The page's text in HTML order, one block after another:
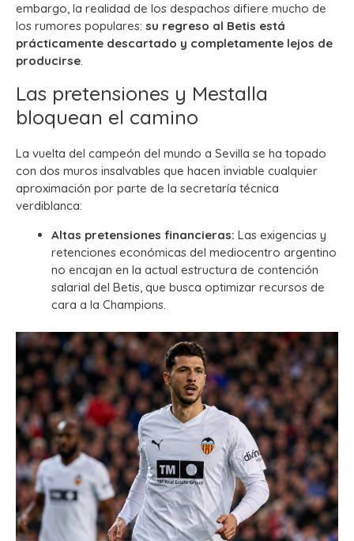
embargo, la realidad de los despachos difiere mucho de
los rumores populares: su regreso al Betis está
prácticamente descartado y completamente lejos de
producirse.
Las pretensiones y Mestalla
bloquean el camino
La vuelta del campeón del mundo a Sevilla se ha topado
con dos muros insalvables que hacen inviable cualquier
aproximación por parte de la secretaría técnica
verdiblanca:
Altas pretensiones financieras: Las exigencias y
retenciones económicas del mediocentro argentino
no encajan en la actual estructura de contención
salarial del Betis, que busca optimizar recursos de
cara a la Champions.